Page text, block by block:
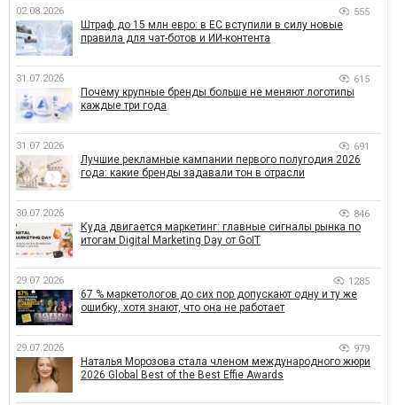
02.08.2026 555
Штраф до 15 млн евро: в ЕС вступили в силу новые
правила для чат-ботов и ИИ-контента
31.07.2026 615
Почему крупные бренды больше не меняют логотипы
каждые три года
31.07.2026 691
Лучшие рекламные кампании первого полугодия 2026
года: какие бренды задавали тон в отрасли
30.07.2026 846
Куда двигается маркетинг: главные сигналы рынка по
итогам Digital Marketing Day от GoIT
29.07.2026 1285
67 % маркетологов до сих пор допускают одну и ту же
ошибку, хотя знают, что она не работает
29.07.2026 979
Наталья Морозова стала членом международного жюри
2026 Global Best of the Best Effie Awards